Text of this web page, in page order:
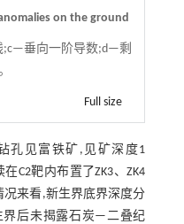
on the ground
;c—垂向一阶导数;d—剩
Full size
孔见富铁矿,见矿深度1
C2靶内布置了ZK3、ZK4
来看,新生界底界深度分
界后未揭露石炭—二叠纪